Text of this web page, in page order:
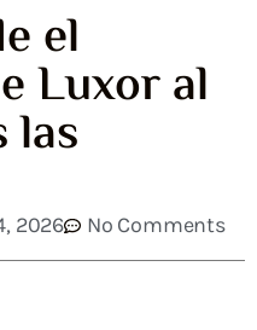
el
Luxor al
las
2026 No Comments